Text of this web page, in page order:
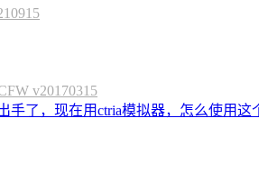
v20170315
手了，现在用ctria模拟器，怎么使用